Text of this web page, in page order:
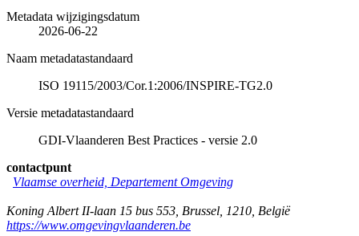
Metadata wijzigingsdatum
2026-06-22
Naam metadatastandaard
ISO 19115/2003/Cor.1:2006/INSPIRE-TG2.0
Versie metadatastandaard
GDI-Vlaanderen Best Practices - versie 2.0
contactpunt
Vlaamse overheid, Departement Omgeving
Koning Albert II-laan 15 bus 553 Brussel 1210 België
https://www.omgevingvlaanderen.be